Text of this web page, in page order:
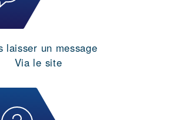
laisser un message
Via le site